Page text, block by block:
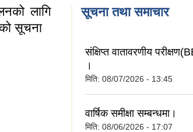
लागि
सूचना
सूचना तथा समाचार
संक्षिप्त वातावरणीय
।
मिति: 08/07/2026 - 13:45
वार्षिक समीक्षा सम्बन्धमा।
मिति: 08/06/2026 - 17:07